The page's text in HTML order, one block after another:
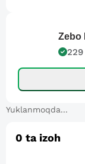
Zebo
229
Yuklanmoqda...
0 ta izoh